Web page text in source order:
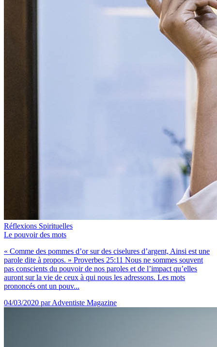
Réflexions Spirituelles
Le pouvoir des mots
« Comme des pommes d’or sur des ciselures d’argent, Ainsi est une
parole dite à propos. » Proverbes 25:11 Nous ne sommes souvent
pas conscients du pouvoir de nos paroles et de l’impact qu’elles
auront sur la vie de ceux à qui nous les adressons. Les mots
prononcés ont un pouv...
04/03/2020 par Adventiste Magazine